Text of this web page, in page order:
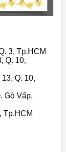
3, Tp.HCM
Q. 10,
Q. 10,
Gò Vấp,
Tp.HCM